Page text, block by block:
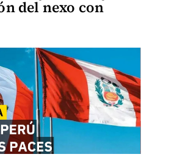
del nexo con